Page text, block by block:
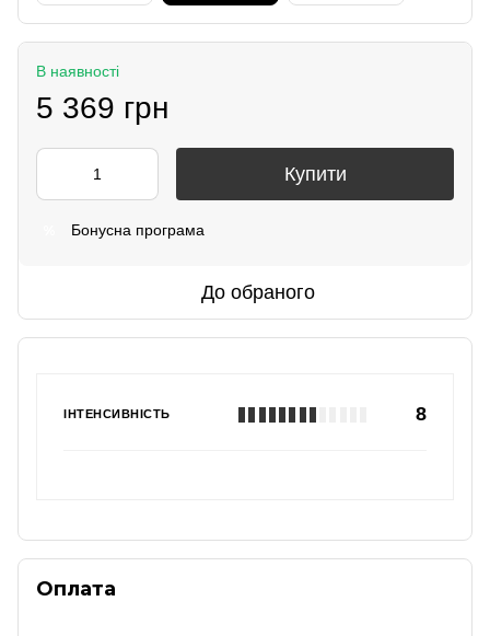
В наявності
5 369 грн
Купити
Бонусна програма
До обраного
ІНТЕНСИВНІСТЬ 8
Оплата